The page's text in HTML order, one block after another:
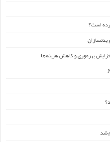
است؟
بدنسازان
بهره‌وری و کاهش هزینه‌ها